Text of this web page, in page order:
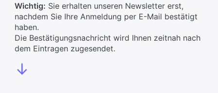
Wichtig: Sie erhalten unseren Newsletter erst,
nachdem Sie Ihre Anmeldung per E-Mail bestätigt
haben.
Die Bestätigungsnachricht wird Ihnen zeitnah nach
dem Eintragen zugesendet.
↓